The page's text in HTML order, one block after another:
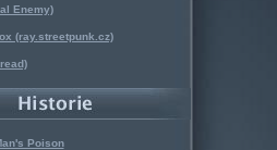
Enemy)
(ray.streetpunk.cz)
Poison